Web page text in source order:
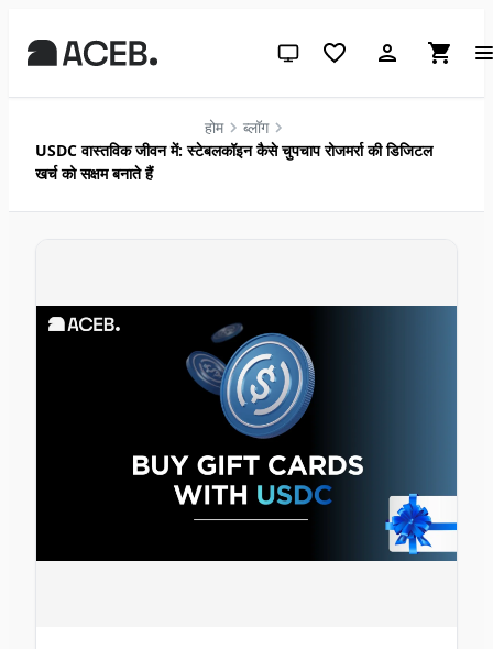
सिस्टम थीम (लाइट के लिए क्लिक करें)
होम
ब्लॉग
USDC वास्तविक जीवन में: स्टेबलकॉइन कैसे चुपचाप रोजमर्रा की डिजिटल
खर्च को सक्षम बनाते हैं